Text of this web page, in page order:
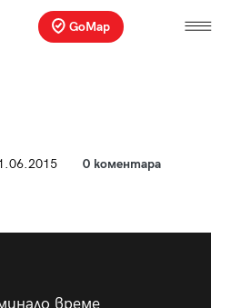
GoMap
0 коментара
време